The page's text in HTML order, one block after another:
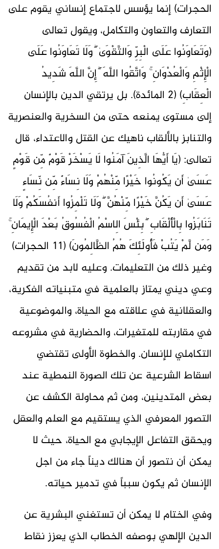
الحجرات) إنما يؤسس لاجتماع إنساني يقوم على
التعارف والتعاون والتكامل، ويقول تعالى
(وَتَعَاوَنُوا عَلَى الْبِرِّ وَالتَّقْوَىٰ ۖ وَلَا تَعَاوَنُوا عَلَى
الْإِثْمِ وَالْعُدْوَانِ ۚ وَاتَّقُوا اللَّهَ ۖ إِنَّ اللَّهَ شَدِيدُ
الْعِقَابِ) (2 المائدة). بل يرتقي الدين بالإنسان
إلى مستوى يمنعه حتى من السخرية والعنصرية
والتنابز بالألقاب ناهيك عن القتل والاعتداء، قال
تعالى: (يَا أَيُّهَا الَّذِينَ آمَنُوا لَا يَسْخَرْ قَوْمٌ مِّن قَوْمٍ
عَسَىٰ أَن يَكُونُوا خَيْرًا مِّنْهُمْ وَلَا نِسَاءٌ مِّن نِّسَاءٍ
عَسَىٰ أَن يَكُنَّ خَيْرًا مِّنْهُنَّ ۖ وَلَا تَلْمِزُوا أَنفُسَكُمْ وَلَا
تَنَابَزُوا بِالْأَلْقَابِ ۖ بِئْسَ الِاسْمُ الْفُسُوقُ بَعْدَ الْإِيمَانِ ۚ
وَمَن لَّمْ يَتُبْ فَأُولَٰئِكَ هُمُ الظَّالِمُونَ) (11 الحجرات)
وغير ذلك من التعليمات. وعليه لابد من تقديم
وعي ديني يمتاز بالعلمية في متبنياته الفكرية،
والعقلانية في علاقته مع الحياة، والموضوعية
في مقاربته للمتغيرات، والحضارية في مشروعه
التكاملي للإنسان. والخطوة الأولى تقتضي
اسقاط الشرعية عن تلك الصورة النمطية عند
بعض المتدينين، ومن ثم محاولة الكشف عن
التصور المعرفي الذي يستقيم مع العلم والعقل
ويحقق التفاعل الإيجابي مع الحياة، حيث لا
يمكن أن نتصور أن هنالك ديناً جاء من اجل
الإنسان ثم يكون سبباً في تدمير حياته.
وفي الختام لا يمكن أن تستغني البشرية عن
الدين الإلهي بوصفه الخطاب الذي يعزز نقاط